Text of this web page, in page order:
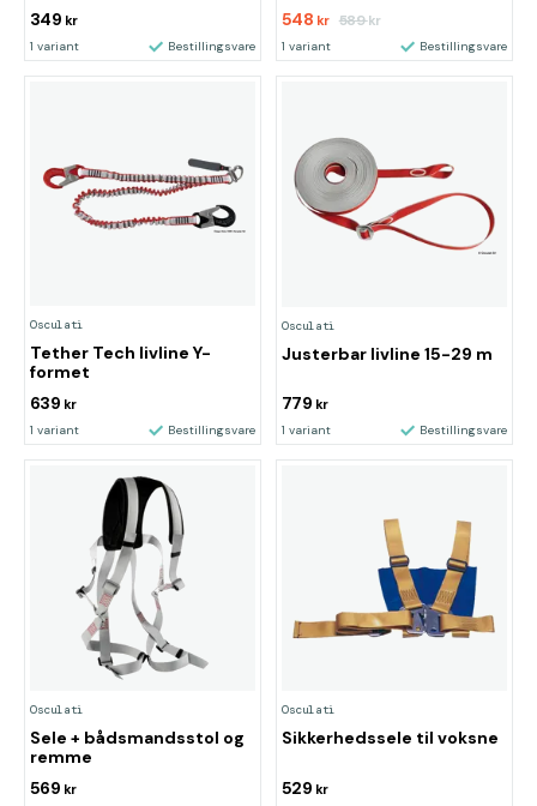
349 kr
1 variant Bestillingsvare
548 kr 589kr
1 variant Bestillingsvare
Osculati
Tether Tech livline Y-
formet
639 kr
1 variant Bestillingsvare
Osculati
Justerbar livline 15-29 m
779 kr
1 variant Bestillingsvare
Osculati
Sele + bådsmandsstol og
remme
569 kr
Osculati
Sikkerhedssele til voksne
529 kr